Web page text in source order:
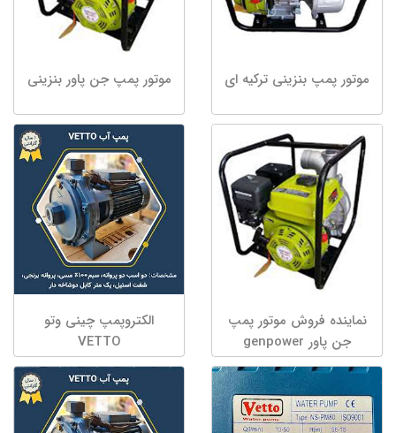
موتور پمپ بنزینی ترکیه ای موتور پمپ جن پاور بنزینی
نماینده فروش موتور پمپ
جن پاور genpower
الکتروپمپ چینی وتو
VETTO